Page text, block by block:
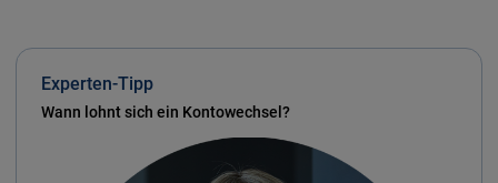
Experten-Tipp
Wann lohnt sich ein Kontowechsel?